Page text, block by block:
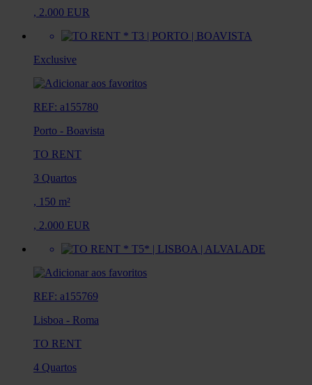
, 2.000 EUR
Exclusive
REF: a155780
Porto - Boavista
TO RENT
3 Quartos
, 150 m²
, 2.000 EUR
REF: a155769
Lisboa - Roma
TO RENT
4 Quartos